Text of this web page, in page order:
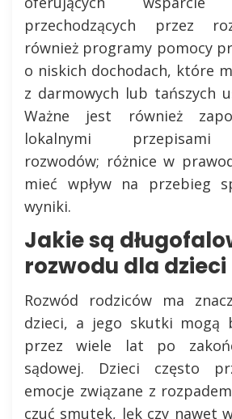
przechodzących przez
również programy pomocy
o niskich dochodach, które
z darmowych lub tańszych
Ważne jest również
lokalnymi przepisami
rozwodów; różnice w
mieć wpływ na przebieg
wyniki.
Jakie są
rozwodu dla dzieci
Rozwód rodziców ma
dzieci, a jego skutki mogą
przez wiele lat po
sądowej. Dzieci często
emocje związane z
czuć smutek, lęk czy nawet